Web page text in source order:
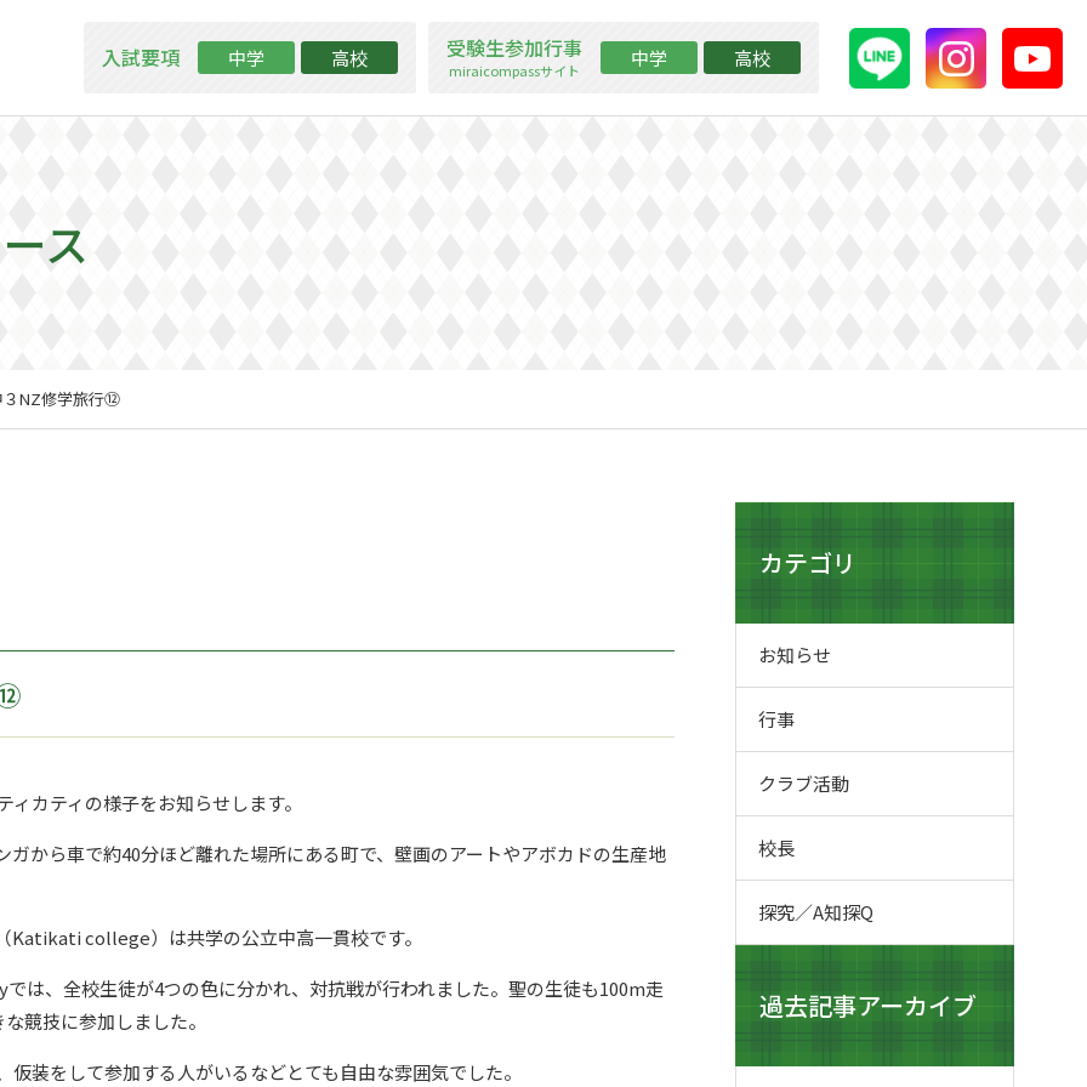
入試要項 中学 高校 受験生参加行事
miraicompassサイト 中学 高校
ス
３NZ修学旅行⑫
カティの様子をお知らせします。
ガから車で約40分ほど離れた場所にある町で、壁画のアートやアボカドの生産地
Katikati college）は共学の公立中高一貫校です。
では、全校生徒が4つの色に分かれ、対抗戦が行われました。聖の生徒も100m走
競技に参加しました。
仮装をして参加する人がいるなどとても自由な雰囲気でした。
カテゴリ
お知らせ
行事
クラブ活動
校長
探究／A知探Q
過去記事アーカイブ